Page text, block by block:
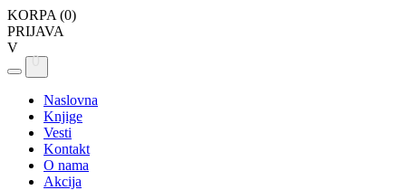
KORPA (0)
PRIJAVA
V
0
Naslovna
Knjige
Vesti
Kontakt
O nama
Akcija